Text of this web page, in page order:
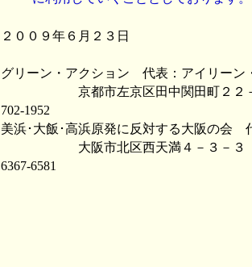
２００９年６月２３日
グリーン・アクション 代表：アイリーン
京都市左京区田中関田町２２－７
702-1952
美浜･大飯･高浜原発に反対する大阪の会
大阪市北区西天満４－３－３ 星光
6367-6581